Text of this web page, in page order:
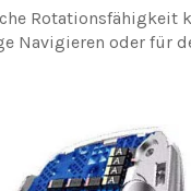
Rotationsfähigkeit
Navigieren oder für